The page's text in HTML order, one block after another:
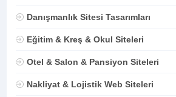
Danışmanlık Sitesi Tasarımları
Eğitim & Kreş & Okul Siteleri
Otel & Salon & Pansiyon Siteleri
Nakliyat & Lojistik Web Siteleri